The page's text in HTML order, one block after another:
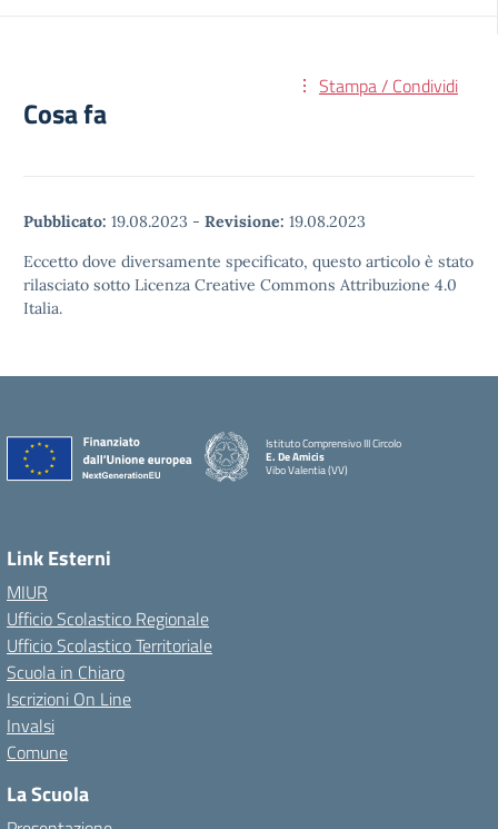
Stampa / Condividi
Cosa fa
Pubblicato: 19.08.2023 - Revisione: 19.08.2023
Eccetto dove diversamente specificato, questo articolo è stato
rilasciato sotto Licenza Creative Commons Attribuzione 4.0
Italia.
Istituto Comprensivo III Circolo
E. De Amicis
Vibo Valentia (VV)
Link Esterni
MIUR
Ufficio Scolastico Regionale
Ufficio Scolastico Territoriale
Scuola in Chiaro
Iscrizioni On Line
Invalsi
Comune
La Scuola